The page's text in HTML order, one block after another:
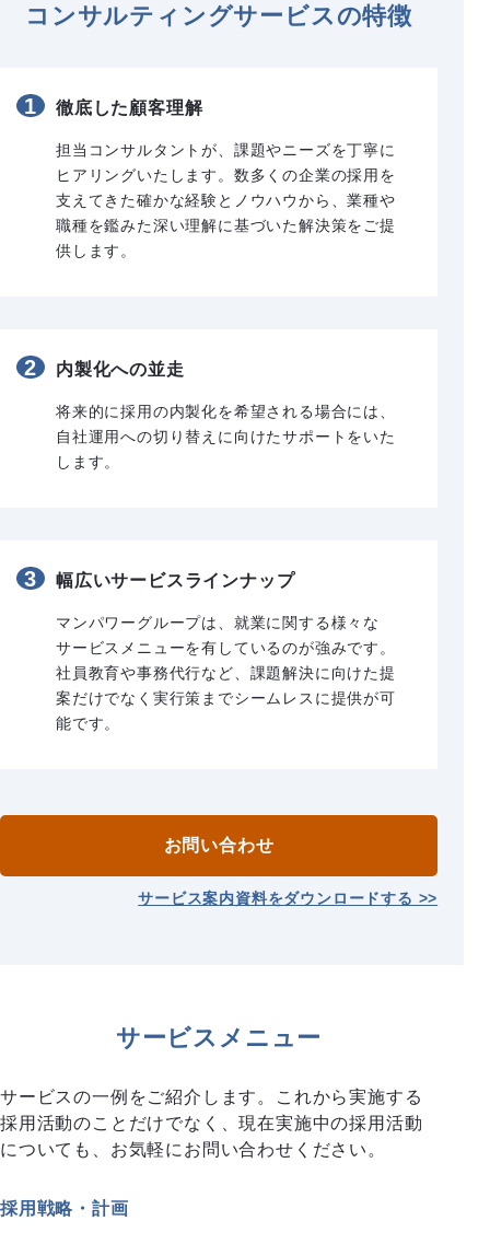
コンサルティングサービスの特徴
1 徹底した顧客理解
担当コンサルタントが、課題やニーズを丁寧に
ヒアリングいたします。数多くの企業の採用を
支えてきた確かな経験とノウハウから、業種や
職種を鑑みた深い理解に基づいた解決策をご提
供します。
2 内製化への並走
将来的に採用の内製化を希望される場合には、
自社運用への切り替えに向けたサポートをいた
します。
3 幅広いサービスラインナップ
マンパワーグループは、就業に関する様々な
サービスメニューを有しているのが強みです。
社員教育や事務代行など、課題解決に向けた提
案だけでなく実行策までシームレスに提供が可
能です。
お問い合わせ
サービス案内資料をダウンロードする >>
サービスメニュー
サービスの一例をご紹介します。これから実施する
採用活動のことだけでなく、現在実施中の採用活動
についても、お気軽にお問い合わせください。
採用戦略・計画